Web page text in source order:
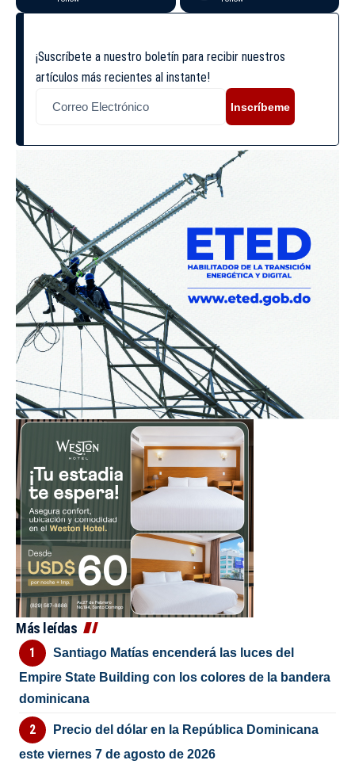
¡Suscríbete a nuestro boletín para recibir nuestros
artículos más recientes al instante!
Inscríbeme
Más leídas
Santiago Matías encenderá las luces del
Empire State Building con los colores de la bandera
dominicana
Precio del dólar en la República Dominicana
este viernes 7 de agosto de 2026